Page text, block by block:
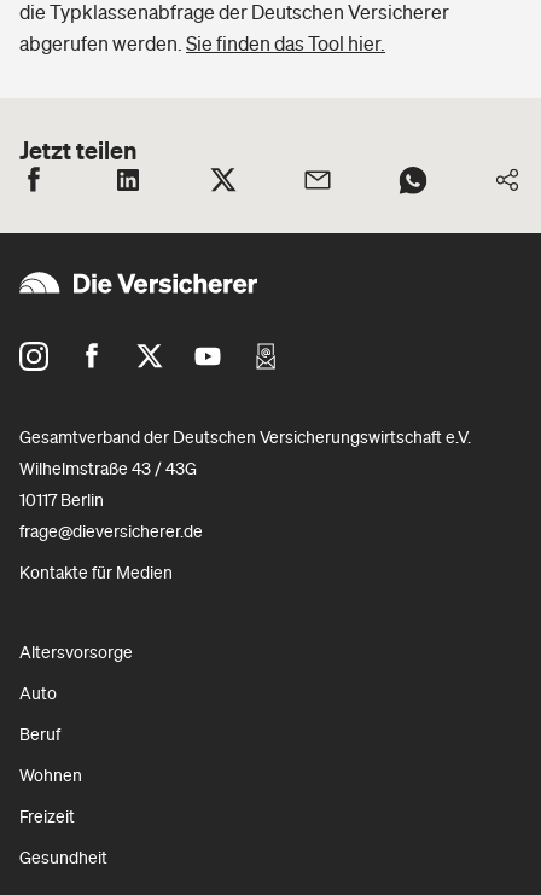
die Typklassenabfrage der Deutschen Versicherer
abgerufen werden. Sie finden das Tool hier.
Jetzt teilen
Gesamtverband der Deutschen Versicherungswirtschaft e.V.
Wilhelmstraße 43 / 43G
10117 Berlin
frage@dieversicherer.de
Kontakte für Medien
Altersvorsorge
Auto
Beruf
Wohnen
Freizeit
Gesundheit